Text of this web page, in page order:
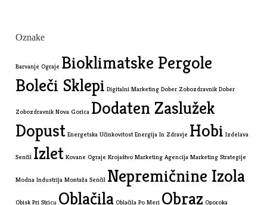
Oznake
Barvanje Ograje Bioklimatske Pergole
Boleči Sklepi Digitalni Marketing Dober Zobozdravnik Dober
Zobozdravnik Nova Gorica Dodaten Zaslužek
Dopust Energetska Učinkovitost Energija In Zdravje Hobi Izdelava
Senčil Izlet Kovane Ograje Krojaštvo Marketing Agencija Marketing Strategije
Modna Industrija Montaža Senčil Nepremičnine Izola
Obisk Pri Stricu Oblačila Oblačila Po Meri Obraz Oporoka